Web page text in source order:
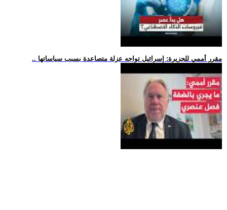
.. مقرر أممي للجزيرة: إسرائيل تواجه عزلة متصاعدة بسبب سياساتها